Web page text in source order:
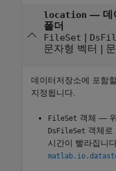
location — 데
폴더
FileSet |
문자형 벡터 |
데이터저장소에 포함
지정됩니다.
FileSet 객체 —
DsFileSet 객체로
시간이 빨라집니